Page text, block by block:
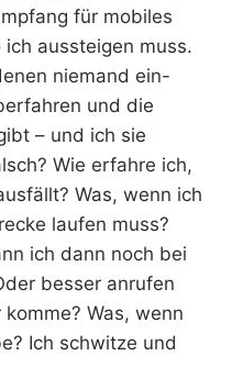
für mobiles
aussteigen muss.
niemand ein-
und die
– und ich sie
Wie erfahre ich,
Was, wenn ich
laufen muss?
ich dann noch bei
besser anrufen
Was, wenn
Ich schwitze und